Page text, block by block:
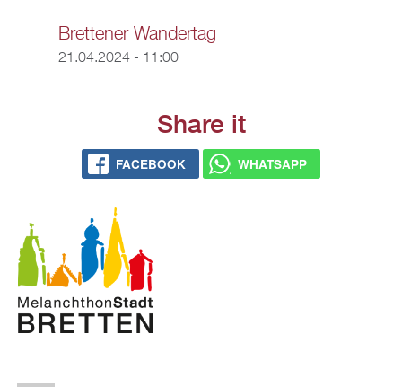
Brettener Wandertag
21.04.2024 - 11:00
Share it
FACEBOOK WHATSAPP